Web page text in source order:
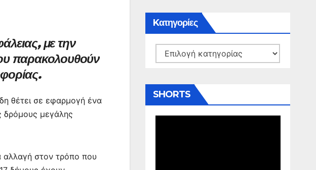
με την
παρακολουθούν
θέτει σε εφαρμογή ένα
δρόμους μεγάλης
αλλαγή στον τρόπο που
Kατηγορίες
Kατηγορίες
SHORTS